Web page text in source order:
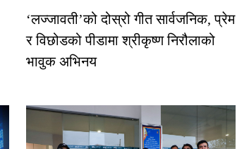
‘लज्जावती’को दोस्रो गीत सार्वजनिक, प्रेम
र विछोडको पीडामा श्रीकृष्ण निरौलाको
भावुक अभिनय